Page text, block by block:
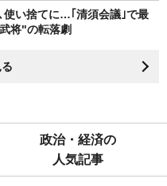
使い捨てに…｢清須会議｣で最
将"の転落劇
政治・経済の
人気記事